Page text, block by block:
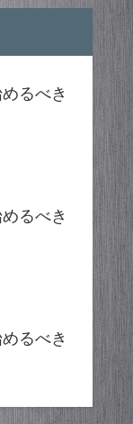
るべき
るべき
るべき